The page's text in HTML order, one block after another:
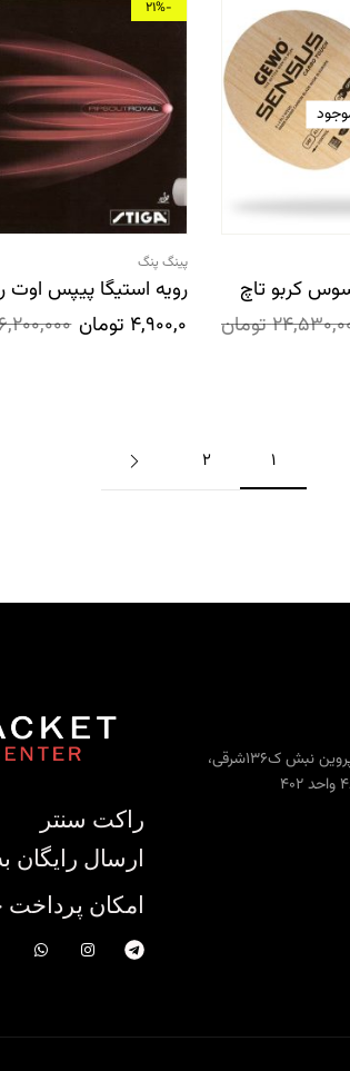
کربو تاچ
تومان
-21%
پینگ پنگ
رویه استیگا پیپس اوت
4,900,000 تومان
1
2
تهران، تهران پارس، فلکه اول، خ پروین نبش ک136شرقی،
راکت سنتر
ارسال
امکان